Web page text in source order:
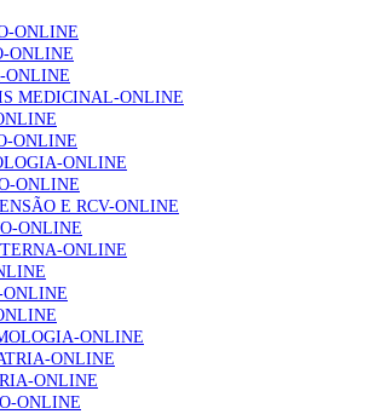
Forense. “Da urgência ao tribunal, cada
e cada profissional faz a diferença”
de utentes podem ficar sem médico de
nova regras do registo, alerta associação
do Podcast “Frequência Cardio – Sintoniza-
Cardíaca” da Bayer
ONLINE
ONLINE
ONLINE
MEDICINAL-ONLINE
ONLINE
ONLINE
ONLINE
E RCV-ONLINE
ONLINE
ONLINE
ONLINE
ONLINE
ONLINE
ONLINE
ONLINE